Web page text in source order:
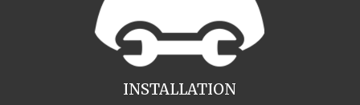
INSTALLATION